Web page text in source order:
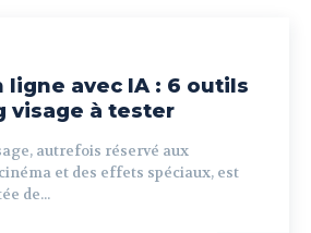
ligne avec IA : 6 outils
visage à tester
autrefois réservé aux
et des effets spéciaux, est
de...